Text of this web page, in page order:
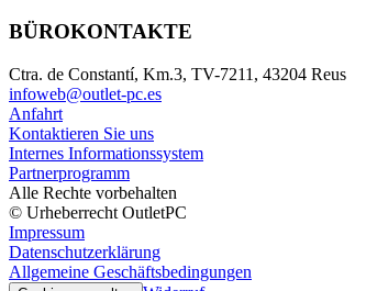
BÜROKONTAKTE
Ctra. de Constantí, Km.3, TV-7211, 43204 Reus
infoweb@outlet-pc.es
Anfahrt
Kontaktieren Sie uns
Internes Informationssystem
Partnerprogramm
Alle Rechte vorbehalten
© Urheberrecht OutletPC
Impressum
Datenschutzerklärung
Allgemeine Geschäftsbedingungen